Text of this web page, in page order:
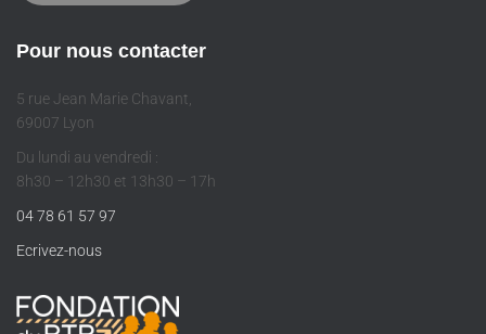
Pour nous contacter
5 rue Jean Marie Chavant,
69007 Lyon
Du lundi au vendredi :
8h30 – 12h30 et 13h30 – 17h
04 78 61 57 97
Ecrivez-nous